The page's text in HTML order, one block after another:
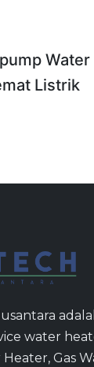
Listrik
water
Gas